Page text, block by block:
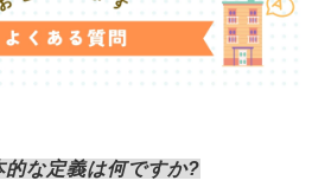
的な定義は何ですか?